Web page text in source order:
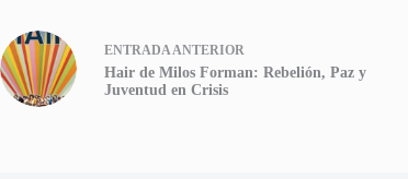
ENTRADA ANTERIOR
Hair de Milos Forman: Rebelión, Paz y
Juventud en Crisis